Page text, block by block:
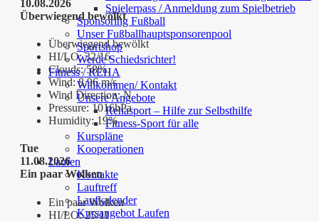
Spielerpass / Anmeldung zum Spielbetrieb
Sponsoring Fußball
Unser Fußballhauptsponsorenpool
Sportshop
Werde Schiedsrichter!
Fitness / REHA
Willkommen/ Kontakt
Unsere Angebote
Rehasport – Hilfe zur Selbsthilfe
Fitness-Sport für alle
Kurspläne
Kooperationen
Laufen
Kontakte
Lauftreff
Laufkalender
Kursangebot Laufen
10.08.2026
Überwiegend bewölkt
Überwiegend bewölkt
HI/LO:32/16
Clouds:58%
Wind:8.96 m/s
Wind Direction:N
Pressure: 1016hPa
Humidity:19%
Tue
11.08.2026
Ein paar Wolken
Ein paar Wolken
HI/LO:25/11